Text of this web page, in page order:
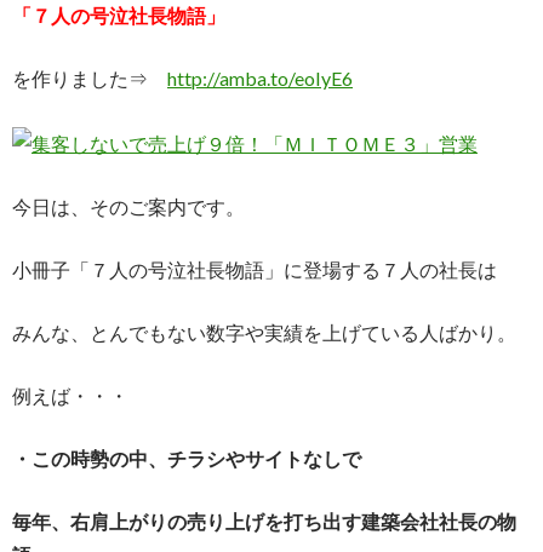
「７人の号泣社長物語」
を作りました⇒ http://amba.to/eoIyE6
今日は、そのご案内です。
小冊子「７人の号泣社長物語」に登場する７人の社長は
みんな、とんでもない数字や実績を上げている人ばかり。
例えば・・・
・この時勢の中、チラシやサイトなしで
毎年、右肩上がりの売り上げを打ち出す建築会社社長の物